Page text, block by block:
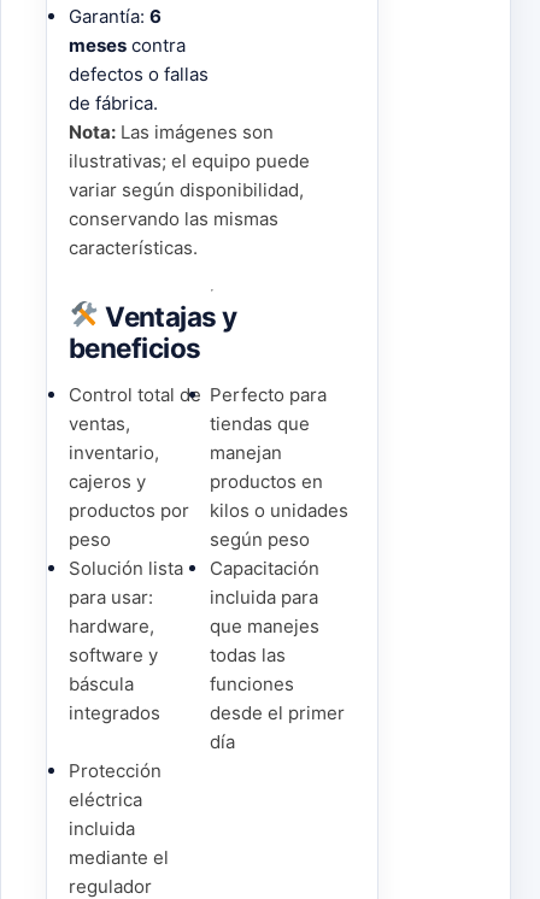
Garantía: 6
meses contra
defectos o fallas
de fábrica.
Nota: Las imágenes son
ilustrativas; el equipo puede
variar según disponibilidad,
conservando las mismas
características.
Ventajas y
beneficios
Control total de
ventas,
inventario,
cajeros y
productos por
peso
Perfecto para
tiendas que
manejan
productos en
kilos o unidades
según peso
Solución lista
para usar:
hardware,
software y
báscula
integrados
Capacitación
incluida para
que manejes
todas las
funciones
desde el primer
día
Protección
eléctrica
incluida
mediante el
regulador